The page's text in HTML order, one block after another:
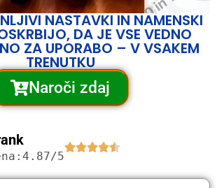
NASTAVKI IN NAMENSKI
DA JE VSE VEDNO
ZA UPORABO – V VSAKEM
TRENUTKU
Naroči zdaj
4.87/5